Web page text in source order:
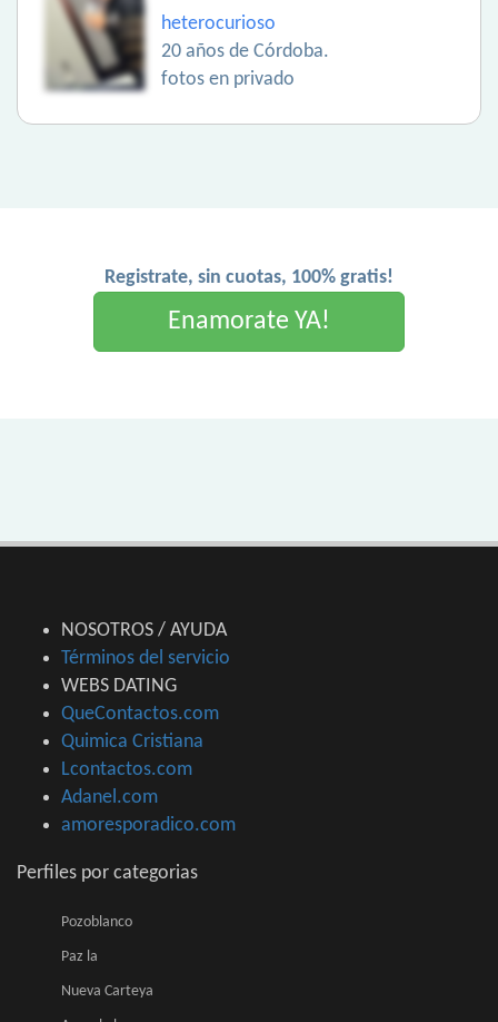
heterocurioso
20 años de Córdoba.
fotos en privado
Registrate, sin cuotas, 100% gratis!
Enamorate YA!
NOSOTROS / AYUDA
Términos del servicio
WEBS DATING
QueContactos.com
Quimica Cristiana
Lcontactos.com
Adanel.com
amoresporadico.com
Perfiles por categorias
Pozoblanco
Paz la
Nueva Carteya